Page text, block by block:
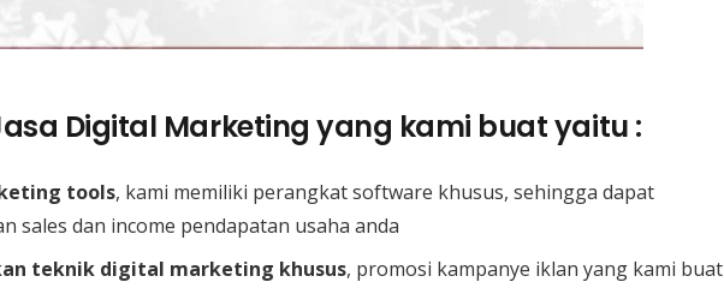
Digital Marketing yang kami buat yaitu :
tools, kami memiliki perangkat software khusus, sehingga dapat
sales dan income pendapatan usaha anda
teknik digital marketing khusus, promosi kampanye iklan yang kami buat